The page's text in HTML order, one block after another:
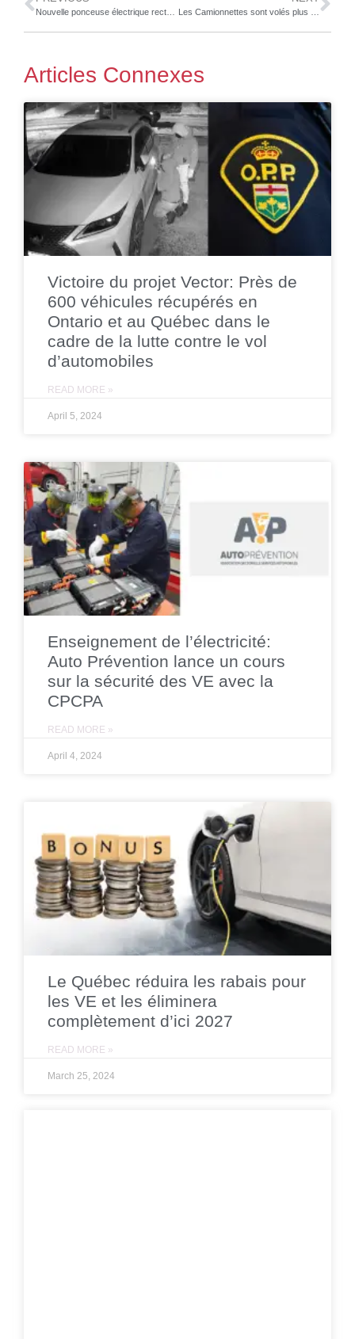
Articles Connexes
Victoire du projet Vector: Près de
600 véhicules récupérés en
Ontario et au Québec dans le
cadre de la lutte contre le vol
d’automobiles
READ MORE »
April 5, 2024
Enseignement de l’électricité:
Auto Prévention lance un cours
sur la sécurité des VE avec la
CPCPA
READ MORE »
April 4, 2024
Le Québec réduira les rabais pour
les VE et les éliminera
complètement d’ici 2027
READ MORE »
March 25, 2024